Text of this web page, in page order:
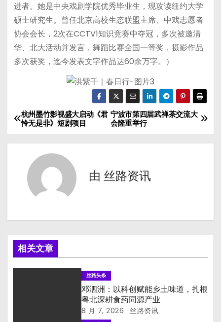
进者。她是中央戏剧学院优秀毕业生，现攻读纽约大学
硕士研究生。曾任北京高校生态联盟主席、中戏志愿者
协会会长，2次在CCTV1知识竞赛中夺冠，多次被邀清
华、北大活动并发言，舞蹈比赛全国一等奖，摄影作品
多次获奖，迄今发表文字作品达60余万字。）
文
章
航
宁波市第四届武禅茶交流大
会隆重举行
杭州墨竹影视盛大启动《君
怜无是非》短剧项目
由 丝路资讯
相关文章
丝路头条
邓泗洲：以科创赋能乡土味道，扎根
粤北深耕食药同源产业
8 月 7, 2026 丝路资讯